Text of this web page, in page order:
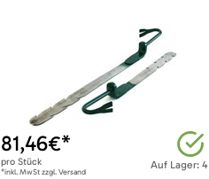
Auf Lager: 4
81,46€*
pro Stück
*inkl. MwSt zzgl. Versand